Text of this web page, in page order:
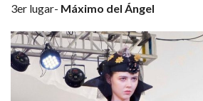
3er lugar- Máximo del Ángel